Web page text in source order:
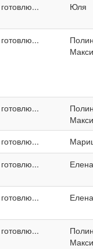
готовлю... Юля
готовлю...
готовлю...
готовлю...
готовлю...
готовлю...
готовлю...